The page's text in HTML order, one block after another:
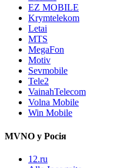
EZ MOBILE
Krymtelekom
Letai
MTS
MegaFon
Motiv
Sevmobile
Tele2
VainahTelecom
Volna Mobile
Win Mobile
MVNO у Росія
12.ru